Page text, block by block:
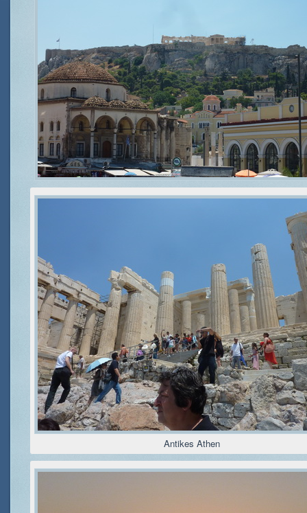
Antikes Athen